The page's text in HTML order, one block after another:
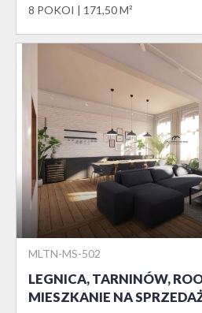
8 POKOI 171,50 M²
MLTN-MS-502
LEGNICA, TARNINÓW,
MIESZKANIE NA